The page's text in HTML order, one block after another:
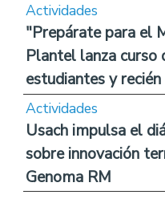
Actividades
"Prepárate para el
Plantel lanza curso
estudiantes y
Actividades
Usach impulsa el
sobre innovación
Genoma RM